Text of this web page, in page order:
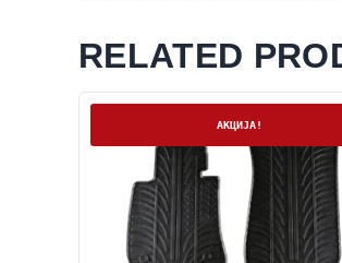
RELATED
АКЦИЈА!